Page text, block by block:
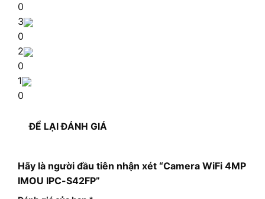
0
3
0
2
0
1
0
ĐỂ LẠI ĐÁNH GIÁ
Hãy là người đầu tiên nhận xét “Camera WiFi 4MP
IMOU IPC-S42FP”